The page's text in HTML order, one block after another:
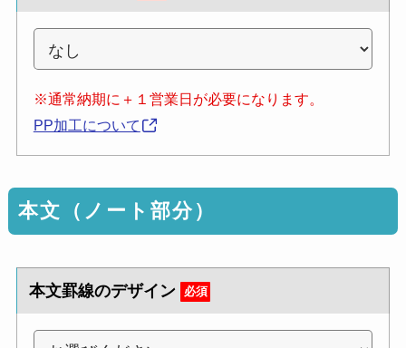
※通常納期に＋１営業日が必要になります。
PP加工について
本文（ノート部分）
本文罫線のデザイン 必須